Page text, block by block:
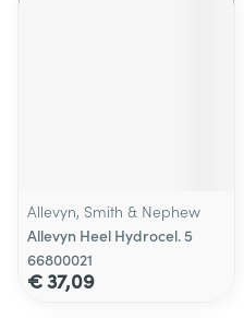
Allevyn, Smith & Nephew
Allevyn Heel Hydrocel. 5
66800021
€ 37,09